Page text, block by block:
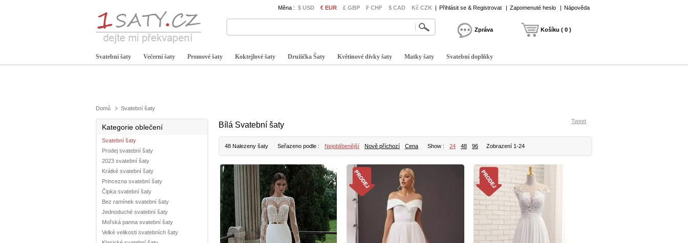
Měna : $ USD € EUR £ GBP ₣ CHF $ CAD Kč CZK | Přihlásit se & Registrovat | Zapomenuté heslo | Nápověda
Zpráva Košíku ( 0 )
Svatební šaty Večerní šaty Promové šaty Koktejlové šaty Družička Šaty Květinové dívky šaty Matky šaty Svatební doplňky
Domů Svatební šaty
Kategorie oblečení
Svatební šaty
Prodej svatební šaty
2023 svatební šaty
Krátké svatební šaty
Princezna svatební šaty
Čipka svatební šaty
Bez ramínek svatební šaty
Jednoduché svatební šaty
Mořská panna svatební šaty
Velké velikosti svatebních šaty
Bílá Svatební šaty Tweet
48 Nalezeny šaty Seřazeno podle : Nejoblíbenější Nově příchozí Cena Show : 24 48 96 Zobrazení 1-24